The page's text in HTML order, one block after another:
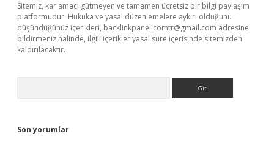
Sitemiz, kar amacı gütmeyen ve tamamen ücretsiz bir bilgi paylaşım
platformudur. Hukuka ve yasal düzenlemelere aykırı olduğunu
düşündüğünüz içerikleri, backlinkpanelicomtr@gmail.com adresine
bildirmeniz halinde, ilgili içerikler yasal süre içerisinde sitemizden
kaldırılacaktır.
Son yorumlar